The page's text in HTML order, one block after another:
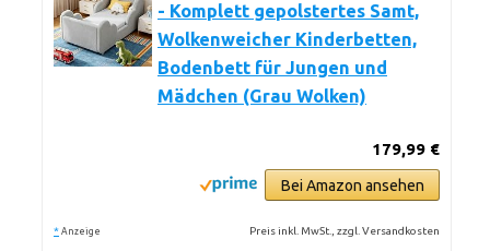
- Komplett gepolstertes Samt,
Wolkenweicher Kinderbetten,
Bodenbett für Jungen und
Mädchen (Grau Wolken)
179,99 €
Bei Amazon ansehen
* Anzeige Preis inkl. MwSt., zzgl. Versandkosten